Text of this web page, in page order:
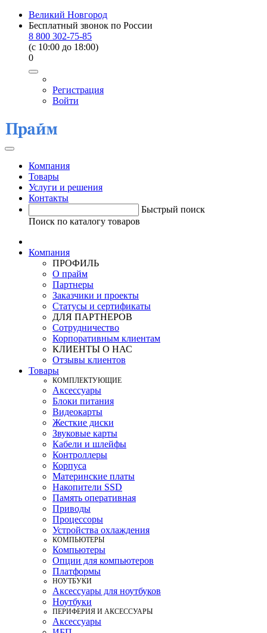
Великий Новгород
Бесплатный звонок по России
8 800 302-75-85
(c 10:00 до 18:00)
0
Регистрация
Войти
Компания
Товары
Услуги и решения
Контакты
Быстрый поиск
Поиск по каталогу товаров
Компания
ПРОФИЛЬ
О прайм
Партнеры
Заказчики и проекты
Статусы и сертификаты
ДЛЯ ПАРТНЕРОВ
Сотрудничество
Корпоративным клиентам
КЛИЕНТЫ О НАС
Отзывы клиентов
Товары
КOМПЛЕКТУЮЩИЕ
Аксессуары
Блоки питания
Видеокарты
Жесткие диски
Звуковые карты
Кабели и шлейфы
Контроллеры
Корпуса
Материнские платы
Накопители SSD
Память оперативная
Приводы
Процессоры
Устройства охлаждения
КОМПЬЮТЕРЫ
Компьютеры
Опции для компьютеров
Платформы
НОУТБУКИ
Аксессуары для ноутбуков
Ноутбуки
ПЕРИФЕРИЯ И АКСЕССУАРЫ
Аксессуары